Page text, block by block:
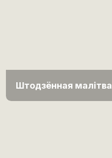
Штодзённая малітва